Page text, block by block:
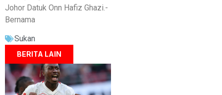
Johor Datuk Onn Hafiz Ghazi.-
Bernama
Sukan
BERITA LAIN